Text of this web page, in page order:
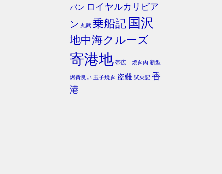
バン ロイヤルカリビア
ン 丸武 乗船記 国沢
地中海クルーズ
寄港地 帯広 焼き肉 新型
燃費良い 玉子焼き 盗難 試乗記 香
港